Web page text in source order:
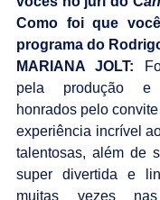
Como foi que
programa do
MARIANA JOLT:
pela produção e
honrados pelo
experiência incrível
talentosas, além de
super divertida e
muitas vezes